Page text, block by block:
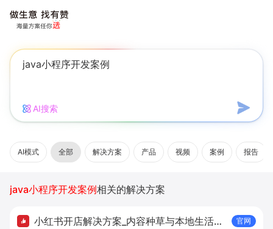
AI搜索
AI模式 全部 解决方案 产品 视频 案例 报告
java小程序开发案例相关的解决方案
小红书开店解决方案_内容种草与本地生活转
官网